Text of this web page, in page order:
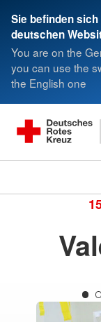
Sie befinden
deutschen
You are on the
you can use the
the English one